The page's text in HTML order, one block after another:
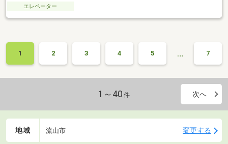
エレベーター
1 2 3 4 5 … 7
1～40 件 次へ
地域 流山市 変更する